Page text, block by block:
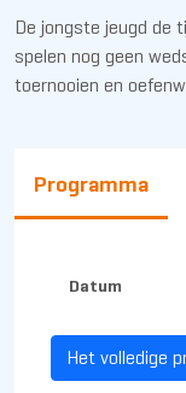
De jongste jeugd de
spelen nog geen
toernooien en
Programma
Datum
Het volledige